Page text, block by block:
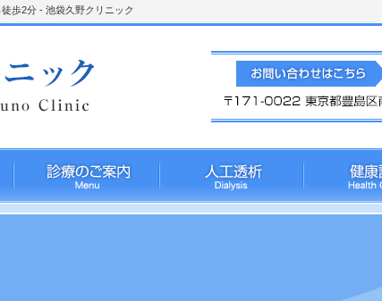
歩2分 - 池袋久野クリニック